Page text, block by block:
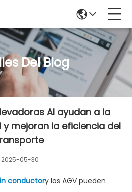
Del Blog
AI ayudan a la
mejoran la eficiencia del
2025-05-30
conductory los AGV pueden